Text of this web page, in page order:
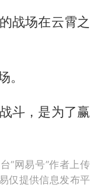
战场在云霄之
。
斗，是为了赢
“网易号”作者上传
仅提供信息发布平